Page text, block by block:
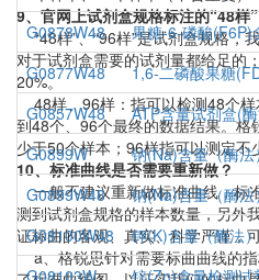
9、官网上试剂盒规格标注的“48样
“48样”、“96样”是试剂盒规格，
对于试剂盒需要的试剂量都给足的
20%。
48样、96样：指可以检测48个
到48个、96个最终的数据结果。
少于50个样本；96样指可以测定不
10、标准曲线是否需要重新做？
一般不建议重新做标准曲线，标
测到试剂盒规格的样本数量，另外
证标曲的客观、真实、科学严谨，
a、格锐思针对需要标曲曲线的指
G0878W48
果糖-6-磷酸(F6P)
G0877W48
1,6-二磷酸果糖
G0857W48
ATP含量试剂盒(
G0899W
钠(Na)含量（酶
G0899W48
钠(Na)含量（酶
G08100W48
钾(K)含量（酶法
G08103W
锌(Zn)含量检测试